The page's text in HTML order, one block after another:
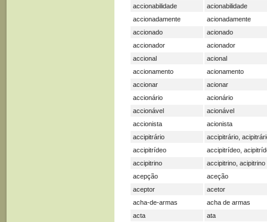
accionabilidade
acionabilidade
accionadamente
acionadamente
accionado
acionado
accionador
acionador
accional
acional
accionamento
acionamento
accionar
acionar
accionário
acionário
accionável
acionável
accionista
acionista
accipitrário
accipitrário,
accipitrídeo
accipitrídeo,
accipitrino
accipitrino, acipitrino
acepção
aceção
aceptor
acetor
acha-de-armas
acha de armas
acta
ata